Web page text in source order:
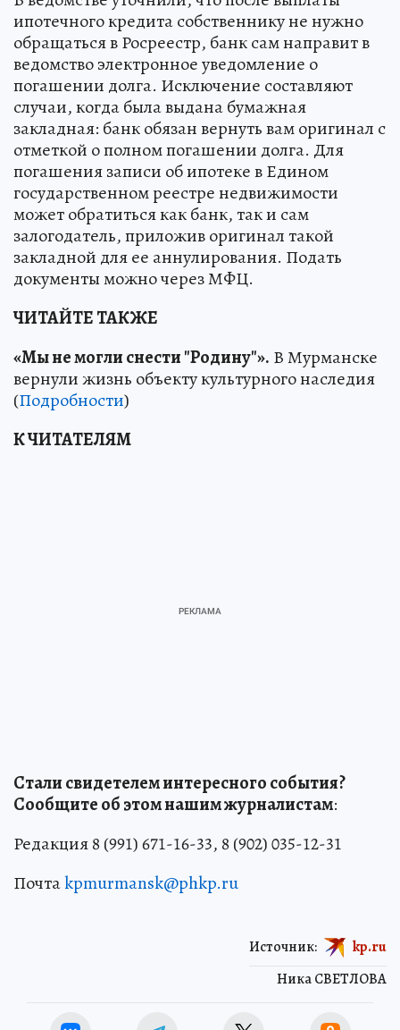
ипотечного кредита собственнику не нужно
обращаться в Росреестр, банк сам направит в
ведомство электронное уведомление о
погашении долга. Исключение составляют
случаи, когда была выдана бумажная
закладная: банк обязан вернуть вам оригинал с
отметкой о полном погашении долга. Для
погашения записи об ипотеке в Едином
государственном реестре недвижимости
может обратиться как банк, так и сам
залогодатель, приложив оригинал такой
закладной для ее аннулирования. Подать
документы можно через МФЦ.
ЧИТАЙТЕ ТАКЖЕ
«Мы не могли снести "Родину"». В Мурманске
вернули жизнь объекту культурного наследия
(Подробности)
К ЧИТАТЕЛЯМ
Стали свидетелем интересного события?
Сообщите об этом нашим журналистам:
Редакция 8 (991) 671-16-33, 8 (902) 035-12-31
Почтаkpmurmansk@phkp.ru
Ника СВЕТЛОВА
Источник: kp.ru